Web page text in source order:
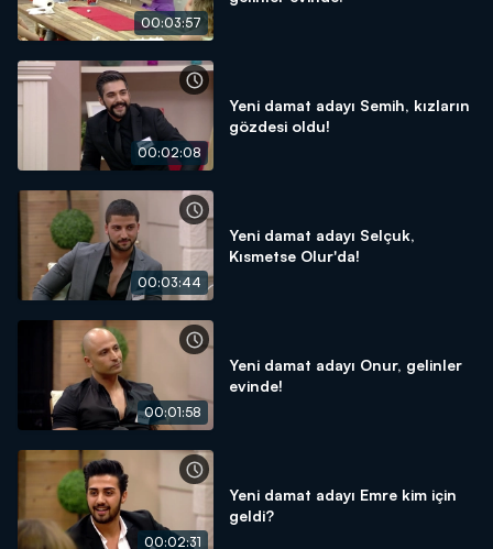
00:03:57
00:02:08
Yeni damat adayı Semih, kızların
gözdesi oldu!
00:03:44
Yeni damat adayı Selçuk,
Kısmetse Olur'da!
00:01:58
Yeni damat adayı Onur, gelinler
evinde!
00:02:31
Yeni damat adayı Emre kim için
geldi?